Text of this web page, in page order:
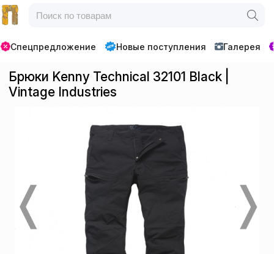
Спецпредложение Новые поступления Галерея
Брюки Kenny Technical 32101 Black |
Vintage Industries